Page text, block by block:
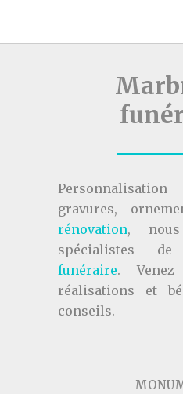
gravures,
rénovation,
spécialistes
funéraire.
réalisations et
conseils.